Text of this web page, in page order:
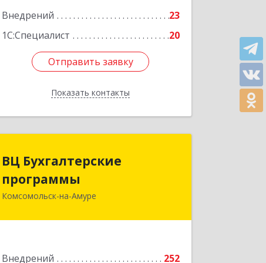
Внедрений
23
1С:Специалист
20
Отправить заявку
Показать контакты
Подробнее
Отправить заявку
Назад
ВЦ Бухгалтерские
программы
Комсомольск-на-Амуре
Внедрений
252
программы
681000, Хабаровский край,
Подробнее